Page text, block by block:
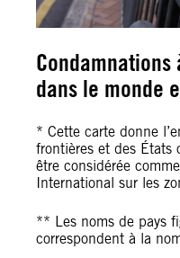
dans le monde
* Cette carte donne
frontières et des États
être considérée
International sur les
** Les noms de pays
correspondent à la